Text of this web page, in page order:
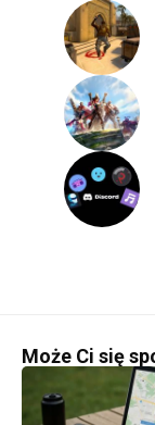
Może Ci się